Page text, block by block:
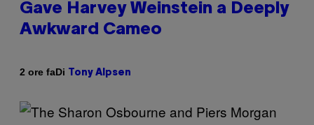
Gave Harvey Weinstein a Deeply
Awkward Cameo
2 ore faDi Tony Alpsen